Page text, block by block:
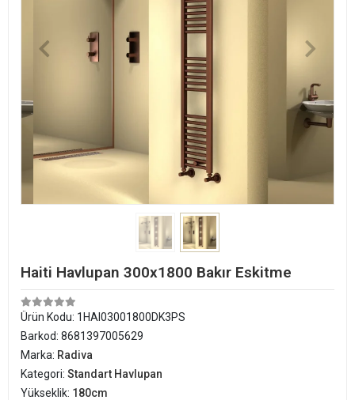
Haiti Havlupan 300x1800 Bakır Eskitme
Ürün Kodu: 1HAI03001800DK3PS
Barkod: 8681397005629
Marka: Radiva
Kategori: Standart Havlupan
Yükseklik: 180cm